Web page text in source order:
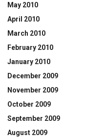
May 2010
April 2010
March 2010
February 2010
January 2010
December 2009
November 2009
October 2009
September 2009
August 2009